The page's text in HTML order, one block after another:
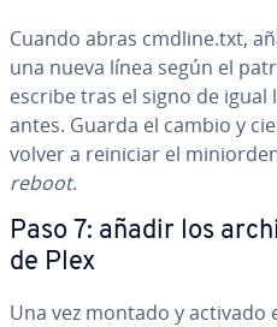
Cuando abras cmdline.txt,
una nueva línea según el
escribe tras el signo de
antes. Guarda el cambio y
volver a reiniciar el
reboot.
Paso 7: añadir los
de Plex
Una vez montado y activado